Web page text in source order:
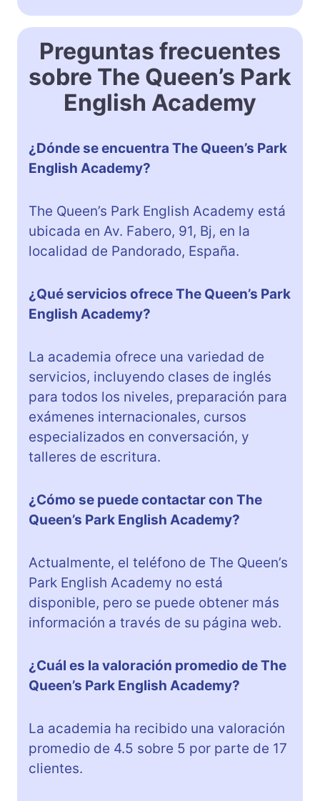
Preguntas frecuentes
sobre The Queen’s Park
English Academy
¿Dónde se encuentra The Queen’s Park
English Academy?
The Queen’s Park English Academy está
ubicada en Av. Fabero, 91, Bj, en la
localidad de Pandorado, España.
¿Qué servicios ofrece The Queen’s Park
English Academy?
La academia ofrece una variedad de
servicios, incluyendo clases de inglés
para todos los niveles, preparación para
exámenes internacionales, cursos
especializados en conversación, y
talleres de escritura.
¿Cómo se puede contactar con The
Queen’s Park English Academy?
Actualmente, el teléfono de The Queen’s
Park English Academy no está
disponible, pero se puede obtener más
información a través de su página web.
¿Cuál es la valoración promedio de The
Queen’s Park English Academy?
La academia ha recibido una valoración
promedio de 4.5 sobre 5 por parte de 17
clientes.